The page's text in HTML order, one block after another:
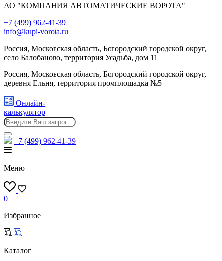
АО "КОМПАНИЯ АВТОМАТИЧЕСКИЕ ВОРОТА"
+7 (499) 962-41-39
info@kupi-vorota.ru
Россия, Московская область, Богородский городской округ,
село Балобаново, территория Усадьба, дом 11
Россия, Московская область, Богородский городской округ,
деревня Ельня, территория промплощадка №5
Онлайн-
калькулятор
+7 (499) 962-41-39
Меню
0
Избранное
Каталог